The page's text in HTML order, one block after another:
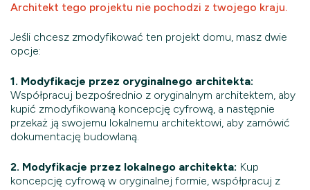
Architekt tego projektu nie pochodzi z twojego kraju.
Jeśli chcesz zmodyfikować ten projekt domu, masz dwie
opcje:
1. Modyfikacje przez oryginalnego architekta:
Współpracuj bezpośrednio z oryginalnym architektem, aby
kupić zmodyfikowaną koncepcję cyfrową, a następnie
przekaż ją swojemu lokalnemu architektowi, aby zamówić
dokumentację budowlaną.
2. Modyfikacje przez lokalnego architekta: Kup
koncepcję cyfrową w oryginalnej formie, współpracuj z